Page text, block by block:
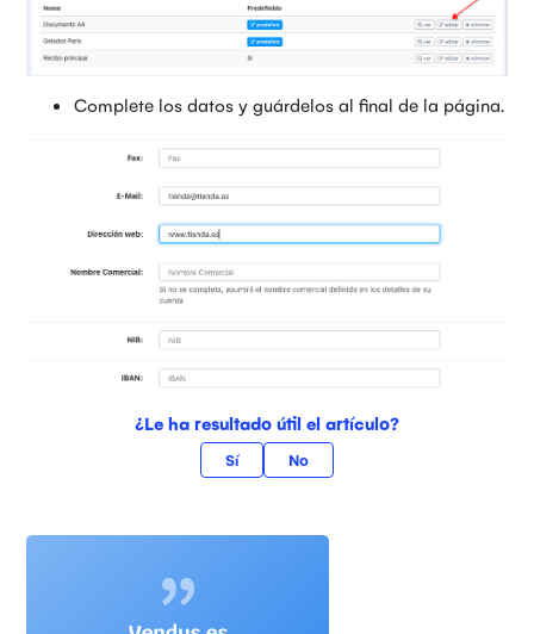
Complete los datos y guárdelos al final de la página.
¿Le ha resultado útil el artículo?
Sí No